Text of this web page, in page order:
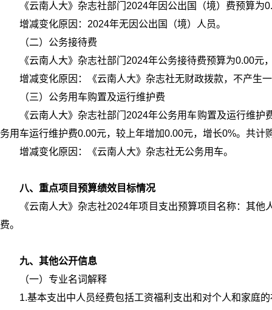
《云南人大》杂志社部门2024年因公出国（境）费预算
增减变化原因：2024年无因公出国（境）人员。
（二）公务接待费
《云南人大》杂志社部门2024年公务接待费预算为0.00
增减变化原因：《云南人大》杂志社无财政拨款，不产生
（三）公务用车购置及运行维护费
《云南人大》杂志社部门2024年公务用车购置及运行维
务用车运行维护费0.00元，较上年增加0.00元，增长0%。共
增减变化原因：《云南人大》杂志社无公务用车。
八、重点项目预算绩效目标情况
《云南人大》杂志社2024年项目支出预算项目名称：其
费。
九、其他公开信息
（一）专业名词解释
1.基本支出中人员经费包括工资福利支出和对个人和家庭